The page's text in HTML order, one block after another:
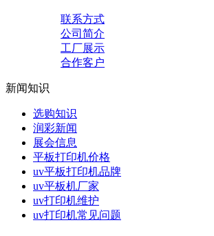
联系方式
公司简介
工厂展示
合作客户
新闻知识
选购知识
润彩新闻
展会信息
平板打印机价格
uv平板打印机品牌
uv平板机厂家
uv打印机维护
uv打印机常见问题